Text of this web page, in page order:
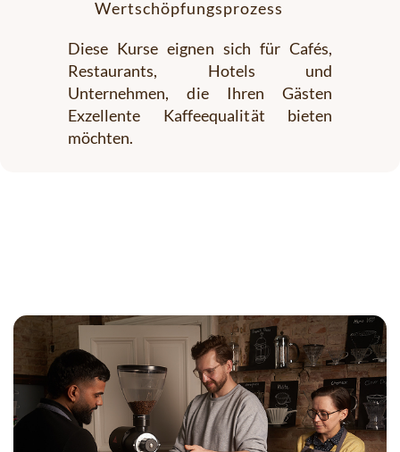
Wertschöpfungsprozess
Diese Kurse eignen sich für Cafés,
Restaurants, Hotels und
Unternehmen, die Ihren Gästen
Exzellente Kaffeequalität bieten
möchten.